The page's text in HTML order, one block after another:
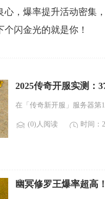
心，爆率提升活动密集
闪金光的就是你！
2025传奇开服实测：
在「传奇新开服」服务器第
(0)人阅读 时间：
幽冥修罗王爆率超高